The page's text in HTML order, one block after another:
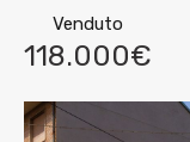
Venduto
118.000€